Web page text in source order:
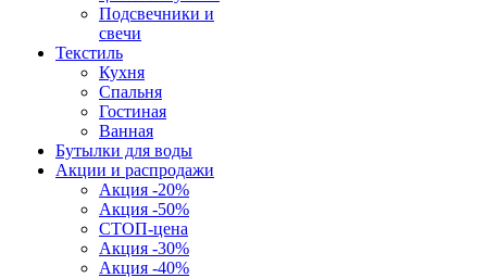
Подсвечники и
свечи
Текстиль
Кухня
Спальня
Гостиная
Ванная
Бутылки для воды
Акции и распродажи
Акция -20%
Акция -50%
СТОП-цена
Акция -30%
Акция -40%